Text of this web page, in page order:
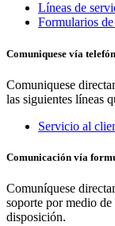
Líneas de
Formularios
Comuniquese vía
Comuniquese
las siguientes líneas
Servicio al
Comunicación vía
Comuníquese
soporte por medio
disposición.